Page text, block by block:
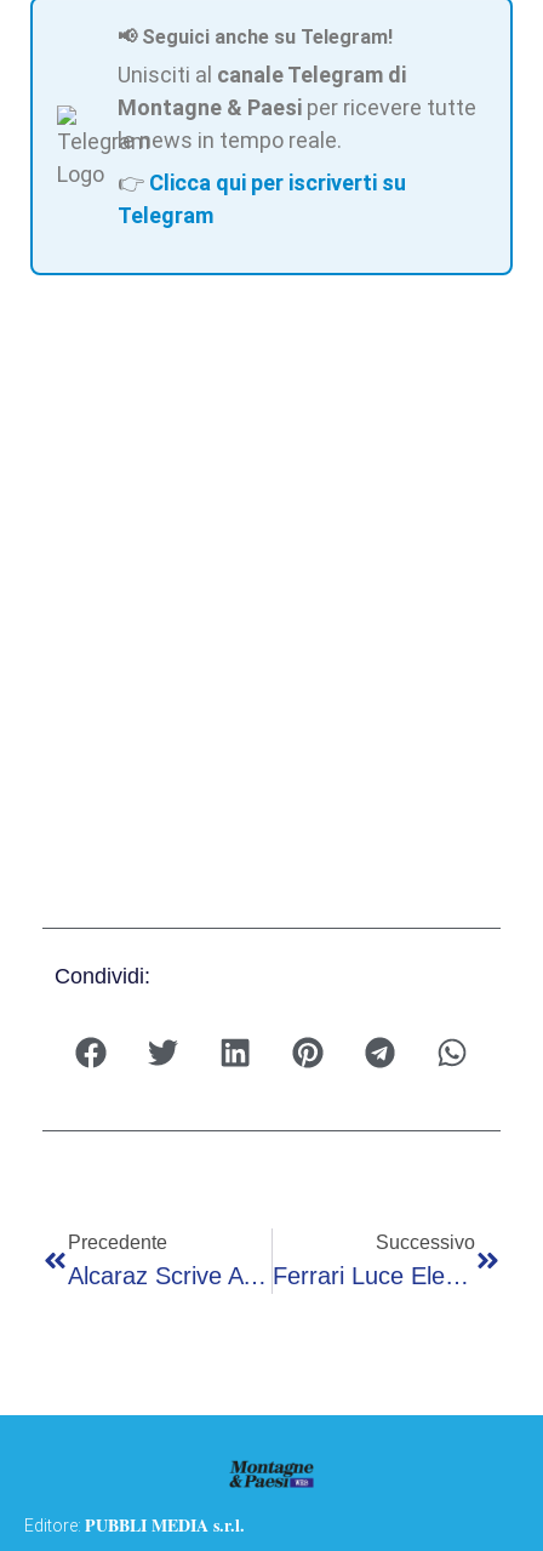
📢 Seguici anche su Telegram!
Unisciti al canale Telegram di
Montagne & Paesi per ricevere tutte
le news in tempo reale.
👉 Clicca qui per iscriverti su
Telegram
Condividi:
Precedente
Alcaraz Scrive A Sinner, Boris Becker Applaude. Ma È Fake
Successivo
Ferrari Luce Elettrizza Anche I Social: Oltre 48 Milioni Di Visualizzazioni In Poche Ore (ma Sentiment Negativo)
Editore: PUBBLI MEDIA s.r.l.